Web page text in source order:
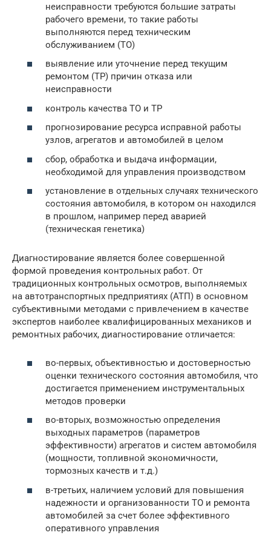
неисправности требуются большие затраты
рабочего времени, то такие работы
выполняются перед техническим
обслуживанием (ТО)
выявление или уточнение перед текущим
ремонтом (ТР) причин отказа или
неисправности
контроль качества ТО и ТР
прогнозирование ресурса исправной работы
узлов, агрегатов и автомобилей в целом
сбор, обработка и выдача информации,
необходимой для управления производством
установление в отдельных случаях технического
состояния автомобиля, в котором он находился
в прошлом, например перед аварией
(техническая генетика)
Диагностирование является более совершенной
формой проведения контрольных работ. От
традиционных контрольных осмотров, выполняемых
на автотранспортных предприятиях (АТП) в основном
субъективными методами с привлечением в качестве
экспертов наиболее квалифицированных механиков и
ремонтных рабочих, диагностирование отличается:
во-первых, объективностью и достоверностью
оценки технического состояния автомобиля, что
достигается применением инструментальных
методов проверки
во-вторых, возможностью определения
выходных параметров (параметров
эффективности) агрегатов и систем автомобиля
(мощности, топливной экономичности,
тормозных качеств и т.д.)
в-третьих, наличием условий для повышения
надежности и организованности ТО и ремонта
автомобилей за счет более эффективного
оперативного управления